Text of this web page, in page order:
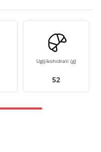
Ugljikohidrati (g)
52